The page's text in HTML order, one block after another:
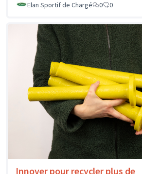
Elan Sportif de Chargé 0 0
Innover pour recycler plus de